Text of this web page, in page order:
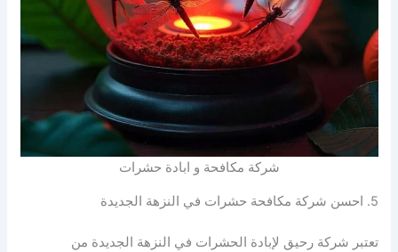
شركة مكافحة و ابادة حشرات
5. احسن شركة مكافحة حشرات في النزهة الجديدة
تعتبر شركة رحيق لإبادة الحشرات في النزهة الجديدة من